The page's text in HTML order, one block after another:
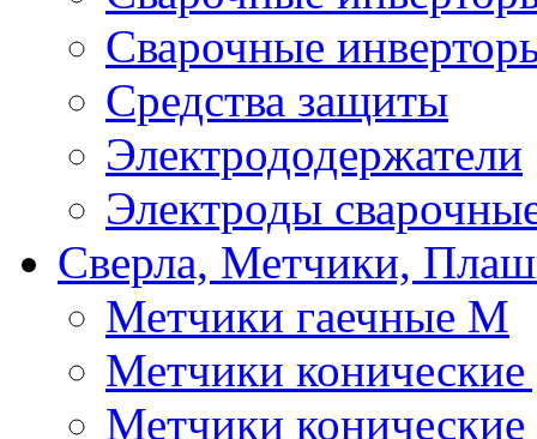
Сварочные
Средства защиты
Электрододержатели
Электроды
Сверла, Метчики,
Метчики гаечные М
Метчики
Метчики